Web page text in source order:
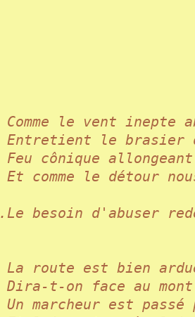
Comme le vent
Entretient le
Feu cônique
Et comme le détour
.Le besoin d'abuser
La route est bien
Dira-t-on face au
Un marcheur est